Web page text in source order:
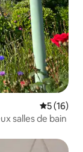
5 (16)
salles de bain